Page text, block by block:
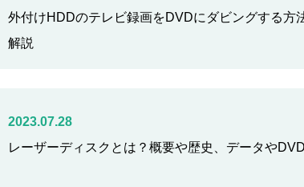
外付けHDDのテレビ録画をDVDにダビングする方
解説
2023.07.28
レーザーディスクとは？概要や歴史、データや